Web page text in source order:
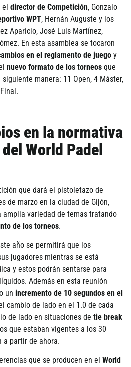
el director de Competición, Gonzalo
WPT, Hernán Auguste y los
Aparicio, José Luis Martí­nez,
En esta asamblea se tocaron
en el reglamento de juego y
nuevo formato de los torneos que
manera: 11 Open, 4 Máster,
en la normativa
World Padel
que dará el pistoletazo de
de marzo en la ciudad de Gijón,
amplia variedad de temas tratando
de los torneos.
año se permitirá que los
jugadores mientras se está
y estos podrán sentarse para
Además en esta reunión
un incremento de 10 segundos en el
cambio de lado en el 1.0 de cada
de lado en situaciones de tie break
que estaban vigentes a los 30
a partir de ahora.
que se producen en el World